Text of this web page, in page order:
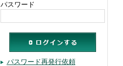
パスワード
パスワード再発行依頼